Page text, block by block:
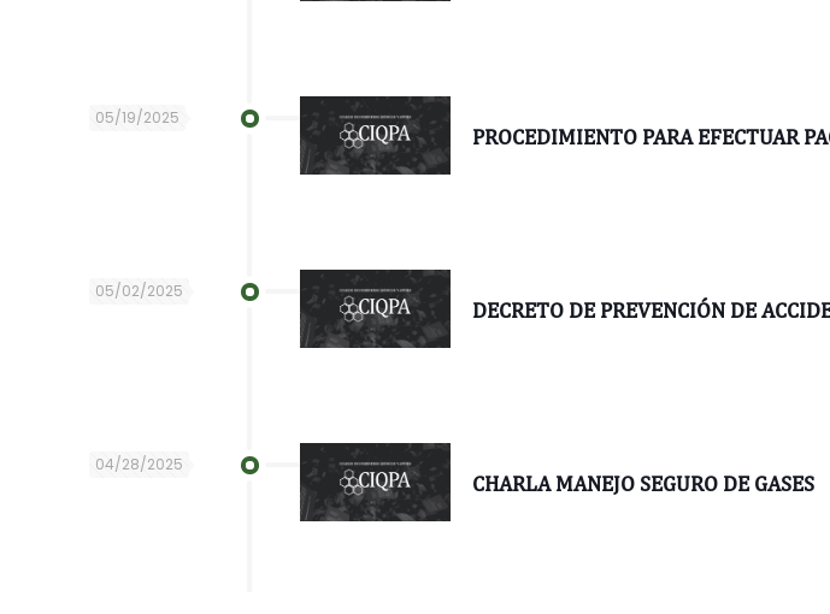
05/19/2025
PROCEDIMIENTO PARA EFECTUAR
05/02/2025
DECRETO DE PREVENCIÓN DE
04/28/2025
CHARLA MANEJO SEGURO DE GASES